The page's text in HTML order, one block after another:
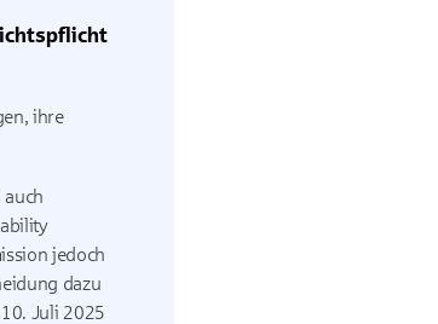
ihre
jedoch
dazu
Juli 2025